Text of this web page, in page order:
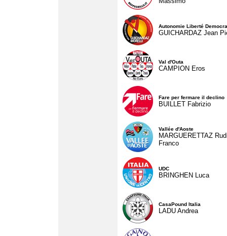
Autonomie Liberté
GUICHARDAZ Jean
Val d'Outa
CAMPION Eros
Fare per fermare il declino
BUILLET Fabrizio
Vallée d'Aoste
MARGUERETTAZ
Franco
UDC
BRINGHEN Luca
CasaPound Italia
LADU Andrea